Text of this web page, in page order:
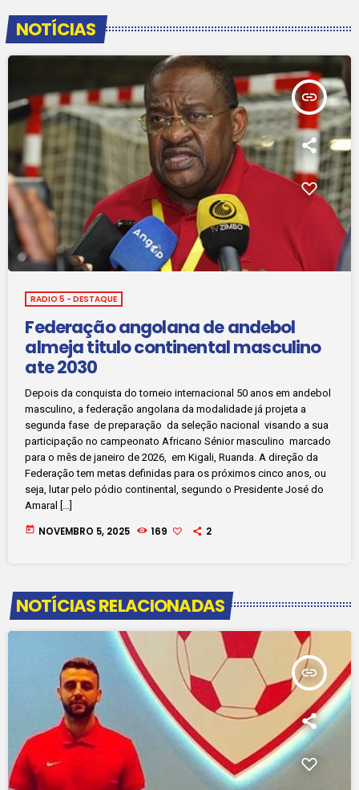
NOTÍCIAS
insert_link
RADIO 5 - DESTAQUE
Federação angolana de andebol
almeja titulo continental masculino
ate 2030
Depois da conquista do torneio internacional 50 anos em andebol
masculino, a federação angolana da modalidade já projeta a
segunda fase de preparação da seleção nacional visando a sua
participação no campeonato Africano Sénior masculino marcado
para o mês de janeiro de 2026, em Kigali, Ruanda. A direção da
Federação tem metas definidas para os próximos cinco anos, ou
seja, lutar pelo pódio continental, segundo o Presidente José do
Amaral […]
today NOVEMBRO 5, 2025 169 2
NOTÍCIAS RELACIONADAS
insert_link